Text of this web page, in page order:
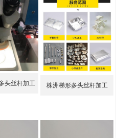
头丝杆加工 株洲梯形多头丝杆加工